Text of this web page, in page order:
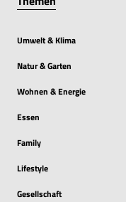
Umwelt & Klima
Natur & Garten
Wohnen & Energie
Essen
Family
Lifestyle
Gesellschaft